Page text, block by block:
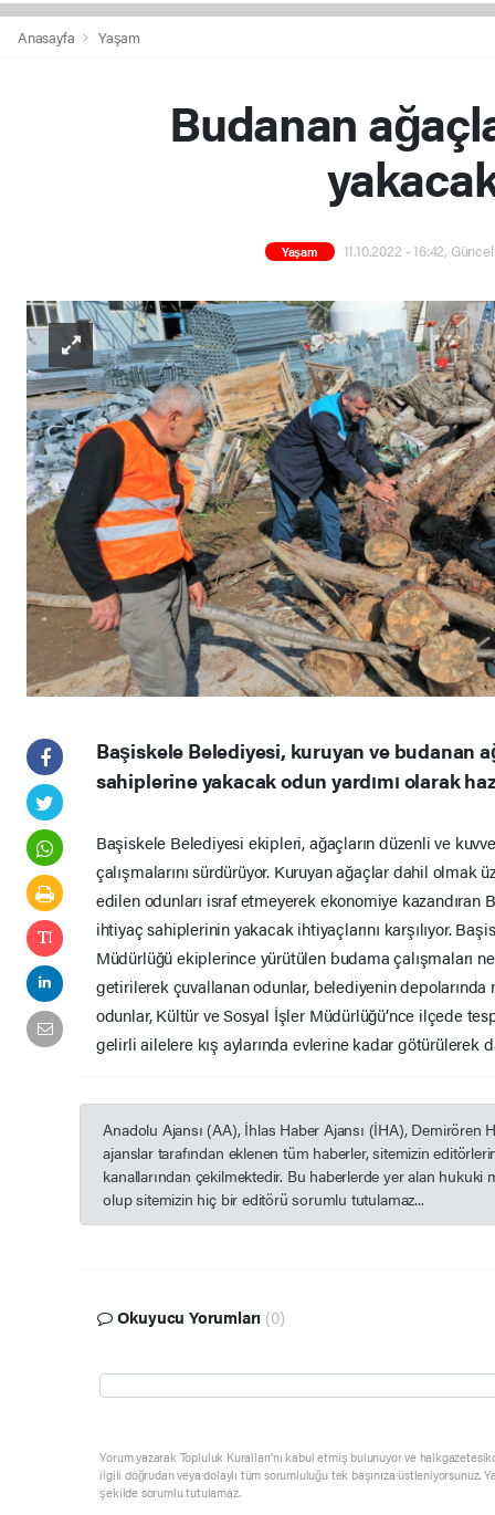
Anasayfa Yaşam
Budanan
Yaşam 11.10.2022 - 16:42,
Başiskele Belediyesi, kuruyan ve budanan
sahiplerine yakacak odun yardımı olarak
Başiskele Belediyesi ekipleri, ağaçların düzenli ve
çalışmalarını sürdürüyor. Kuruyan ağaçlar dahil olmak
edilen odunları israf etmeyerek ekonomiye
ihtiyaç sahiplerinin yakacak ihtiyaçlarını karşılıyor.
Müdürlüğü ekiplerince yürütülen budama çalışmaları
getirilerek çuvallanan odunlar, belediyenin depolarında
odunlar, Kültür ve Sosyal İşler Müdürlüğü’nce ilçede
gelirli ailelere kış aylarında evlerine kadar götürülerek
Anadolu Ajansı (AA), İhlas Haber Ajansı (İHA), Demirören
ajanslar tarafından eklenen tüm haberler, sitemizin
kanallarından çekilmektedir. Bu haberlerde yer alan hukuki
olup sitemizin hiç bir editörü sorumlu tutulamaz...
Okuyucu Yorumları (0)
Yorum yazarak Topluluk Kuralları’nı kabul etmiş bulunuyor ve
ilgili doğrudan veya dolaylı tüm sorumluluğu tek başınıza üstleniyorsunuz.
şekilde sorumlu tutulamaz.